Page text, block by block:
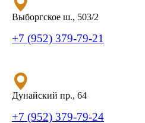
Выборгское ш., 503/2
+7 (952) 379-79-21
Дунайский пр., 64
+7 (952) 379-79-24